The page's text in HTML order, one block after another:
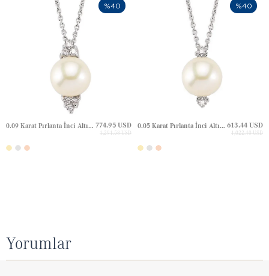
0.09 Karat Pırlanta İnci Altın Kolye 774.95 USD
1,291.58 USD
%40
0.05 Karat Pırlanta İnci Altın Kolye 613.44 USD
1,022.40 USD
%40
Yorumlar